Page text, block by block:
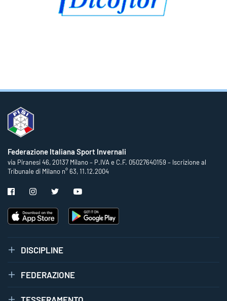
Federazione Italiana Sport Invernali
via Piranesi 46, 20137 Milano – P.IVA e C.F. 05027640159 – Iscrizione al
Tribunale di Milano n° 63, 11.12.2004
DISCIPLINE
FEDERAZIONE